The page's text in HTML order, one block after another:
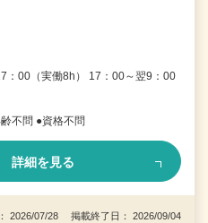
：00（実働8h） 17：00～翌9：00
不問 ●資格不問
詳細を見る
2026/07/28 掲載終了日： 2026/09/04